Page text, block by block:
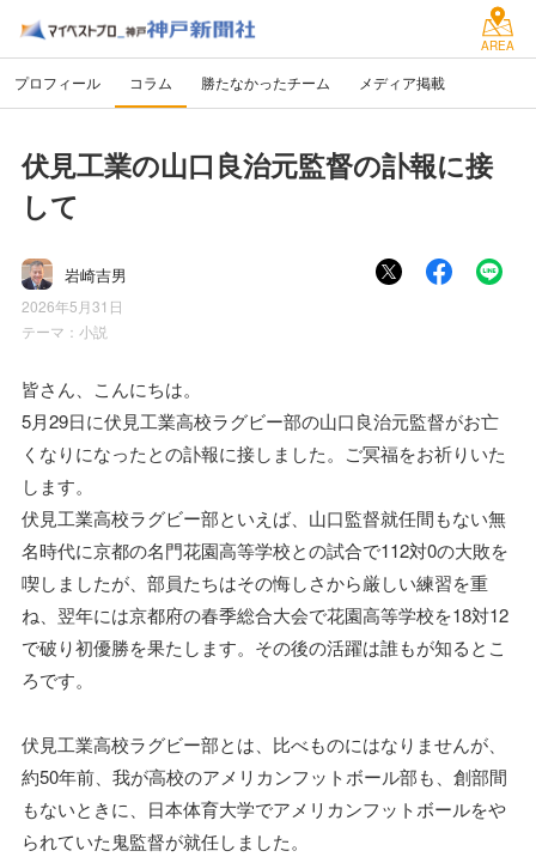
AREA
プロフィール コラム 勝たなかったチーム メディア掲載
伏見工業の山口良治元監督の訃報に接
して
岩崎吉男
2026年5月31日
テーマ： 小説
皆さん、こんにちは。
5月29日に伏見工業高校ラグビー部の山口良治元監督がお亡
くなりになったとの訃報に接しました。ご冥福をお祈りいた
します。
伏見工業高校ラグビー部といえば、山口監督就任間もない無
名時代に京都の名門花園高等学校との試合で112対0の大敗を
喫しましたが、部員たちはその悔しさから厳しい練習を重
ね、翌年には京都府の春季総合大会で花園高等学校を18対12
で破り初優勝を果たします。その後の活躍は誰もが知るとこ
ろです。
伏見工業高校ラグビー部とは、比べものにはなりませんが、
約50年前、我が高校のアメリカンフットボール部も、創部間
もないときに、日本体育大学でアメリカンフットボールをや
られていた鬼監督が就任しました。